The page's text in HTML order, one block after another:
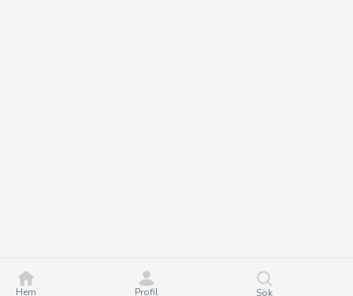
Hem Profil Sök